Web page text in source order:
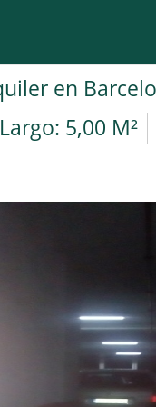
Largo: 5,00 M²